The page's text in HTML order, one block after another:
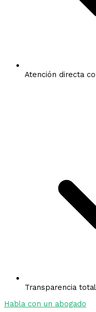
Atención directa
Transparencia
Habla con un abogado